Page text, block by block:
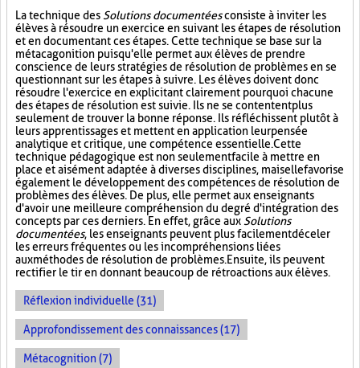
La technique des Solutions documentéesconsiste à inviter les
élèves à résoudre un exercice en suivant les étapes de résolution
et en documentant ces étapes. Cette technique se base sur la
métacagonition puisqu'elle permet aux élèves de prendre
conscience de leurs stratégies de résolution de problèmes en se
questionnant sur les étapes à suivre. Les élèves doivent donc
résoudre l'exercice en explicitant clairement pourquoi chacune
des étapes de résolution est suivie. Ils ne se contentent plus
seulement de trouver la bonne réponse. Ils réfléchissent plutôt à
leurs apprentissages et mettent en application leur pensée
analytique et critique, une compétence essentielle. Cette
technique pédagogique est non seulement facile à mettre en
place et aisément adaptée à diverses disciplines, mais elle favorise
également le développement des compétences de résolution de
problèmes des élèves. De plus, elle permet aux enseignants
d'avoir une meilleure compréhension du degré d'intégration des
concepts par ces derniers. En effet, grâce aux Solutions
documentées, les enseignants peuvent plus facilement déceler
les erreurs fréquentes ou les incompréhensions liées
aux méthodes de résolution de problèmes. Ensuite, ils peuvent
rectifier le tir en donnant beaucoup de rétroactions aux élèves.
Réflexion individuelle (31)
Approfondissement des connaissances (17)
Métacognition (7)